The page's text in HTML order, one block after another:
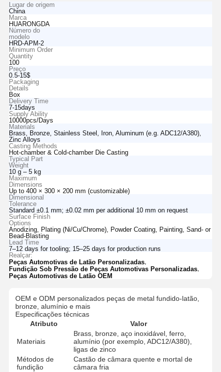
Lugar de origem
China
Marca
HUARONGDA
Número do
modelo
HRD-APM-2
Minimum Order
Quantity
100
Preço
0.5-15$
Packaging
Details
Box
Delivery Time
7-15days
Supply Ability
10000pcs/Days
Materials
Brass, Bronze, Stainless Steel, Iron, Aluminum (e.g. ADC12/A380),
Zinc Alloys
Casting Methods
Hot-chamber & Cold-chamber Die Casting
Typical Part
Weight
10 g – 5 kg
Maximum
Dimensions
Up to 400 × 300 × 200 mm (customizable)
Dimensional
Tolerance
Standard ±0.1 mm; ±0.02 mm per additional 10 mm on request
Surface Finish
Options
Anodizing, Plating (Ni/Cu/Chrome), Powder Coating, Painting, Sand- or
Bead-Blasting
Lead Time
7–12 days for tooling; 15–25 days for production runs
Realçar:
Peças Automotivas de Latão Personalizadas,
Fundição Sob Pressão de Peças Automotivas Personalizadas,
Peças Automotivas de Latão OEM
OEM e ODM personalizados peças de metal fundido-latão,
bronze, alumínio e mais
Especificações técnicas
Atributo
Valor
Materiais
Brass, bronze, aço inoxidável, ferro,
alumínio (por exemplo, ADC12/A380),
ligas de zinco
Métodos de
fundição
Castão de câmara quente e mortal de
câmara fria